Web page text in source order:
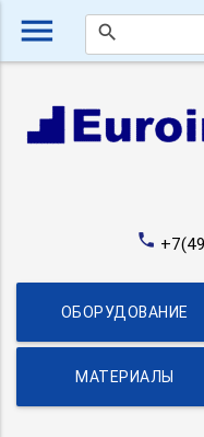
menu search
phone
ОБОРУДОВАНИЕ
МАТЕРИАЛЫ